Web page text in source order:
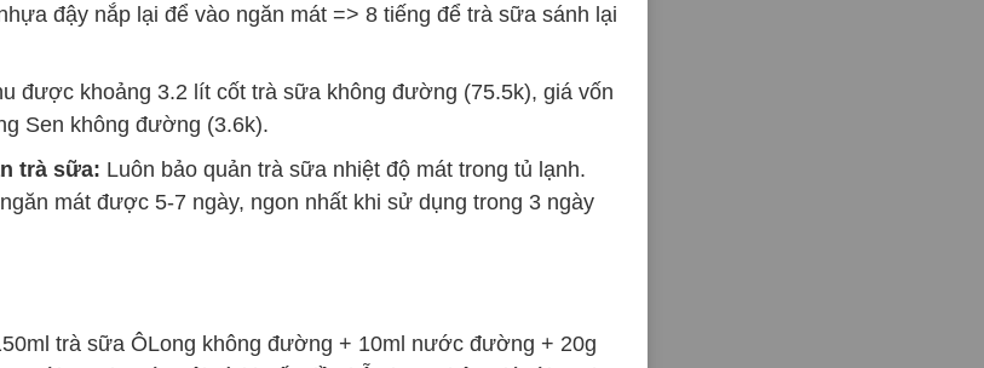
đậy nắp lại để vào ngăn mát => 8 tiếng để trà sữa sánh lại
được khoảng 3.2 lít cốt trà sữa không đường (75.5k), giá vốn
Sen không đường (3.6k).
trà sữa: Luôn bảo quản trà sữa nhiệt độ mát trong tủ lạnh.
mát được 5-7 ngày, ngon nhất khi sử dụng trong 3 ngày
trà sữa ÔLong không đường + 10ml nước đường + 20g